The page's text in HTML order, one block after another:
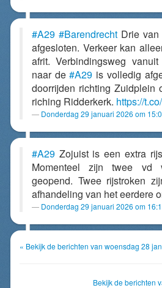
#A29 #Barendrecht Drie
afgesloten. Verkeer kan
afrit. Verbindingsweg
naar de#A29 is volledig
doorrijden richting Zuidplein
riching Ridderkerk. https://
Donderdag 29 januari 2026 om
#A29 Zojuist is een extra
Momenteel zijn twee vd
geopend. Twee rijstroken
afhandeling van het eerdere
Donderdag 29 januari 2026 om
« Bekijk de berichten van woensdag 28
Bekijk de berichten